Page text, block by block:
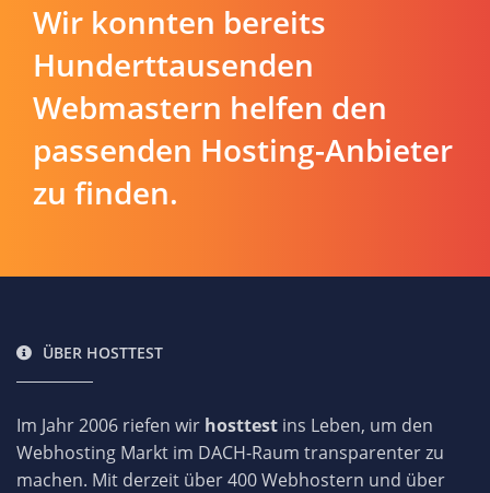
Wir konnten bereits
Hunderttausenden
Webmastern helfen den
passenden Hosting-Anbieter
zu finden.
ÜBER HOSTTEST
Im Jahr 2006 riefen wir hosttest ins Leben, um den
Webhosting Markt im DACH-Raum transparenter zu
machen. Mit derzeit über 400 Webhostern und über